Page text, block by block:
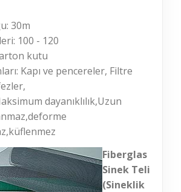
30m
100 - 120
kutu
Kapı ve pencereler, Filtre
dayanıklılık,Uzun
Fiberglas
Sinek Teli
(Sineklik